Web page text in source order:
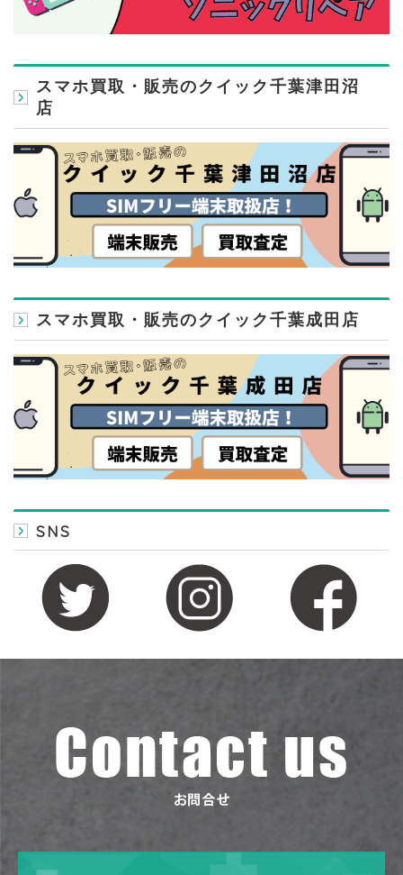
スマホ買取・販売のクイック千葉津田沼
店
スマホ買取・販売のクイック千葉成田店
SNS